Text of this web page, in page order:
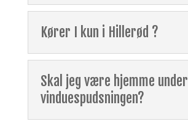
Kører I kun i Hillerød ?
Skal jeg være hjemme under
vinduespudsningen?